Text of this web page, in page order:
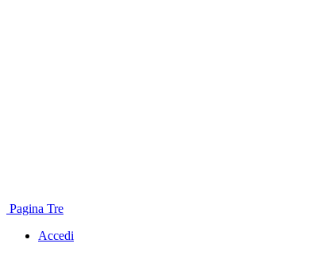
Pagina Tre
Accedi